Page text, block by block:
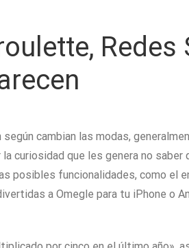
cambian las modas,
que les genera no saber
funcionalidades, como el
a Omegle para tu iPhone o